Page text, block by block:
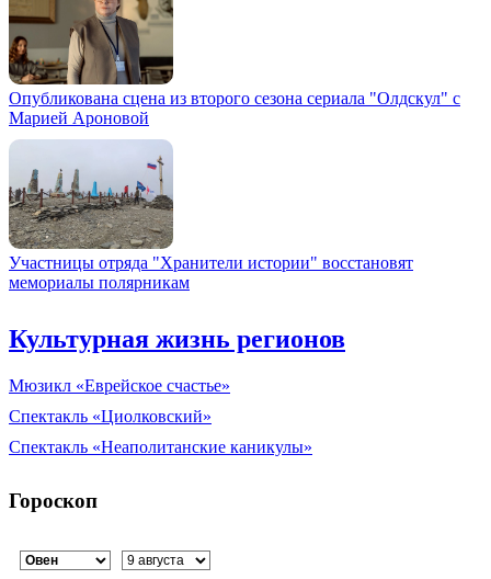
Опубликована сцена из второго сезона сериала "Олдскул" с
Марией Ароновой
Участницы отряда "Хранители истории" восстановят
мемориалы полярникам
Культурная жизнь регионов
Мюзикл «Еврейское счастье»
Спектакль «Циолковский»
Спектакль «Неаполитанские каникулы»
Гороскоп